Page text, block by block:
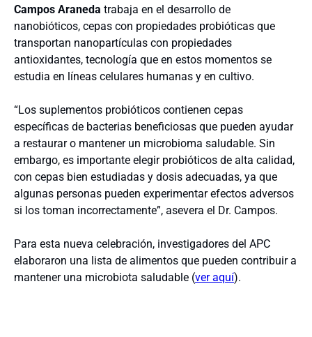
Campos Araneda trabaja en el desarrollo de
nanobióticos, cepas con propiedades probióticas que
transportan nanopartículas con propiedades
antioxidantes, tecnología que en estos momentos se
estudia en líneas celulares humanas y en cultivo.
“Los suplementos probióticos contienen cepas
específicas de bacterias beneficiosas que pueden ayudar
a restaurar o mantener un microbioma saludable. Sin
embargo, es importante elegir probióticos de alta calidad,
con cepas bien estudiadas y dosis adecuadas, ya que
algunas personas pueden experimentar efectos adversos
si los toman incorrectamente”, asevera el Dr. Campos.
Para esta nueva celebración, investigadores del APC
elaboraron una lista de alimentos que pueden contribuir a
mantener una microbiota saludable (ver aquí).